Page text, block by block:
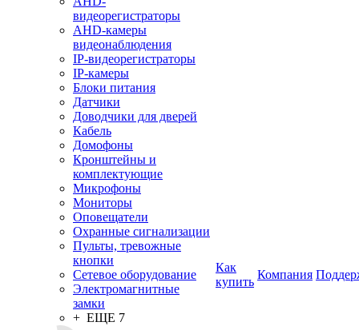
видеорегистраторы
AHD-камеры
видеонаблюдения
IP-видеорегистраторы
IP-камеры
Блоки питания
Датчики
Доводчики для дверей
Кабель
Домофоны
Кронштейны и
комплектующие
Микрофоны
Мониторы
Оповещатели
Охранные сигнализации
Пульты, тревожные
кнопки
Сетевое оборудование
Электромагнитные
замки
+ ЕЩЕ 7
Как
купить
Компания